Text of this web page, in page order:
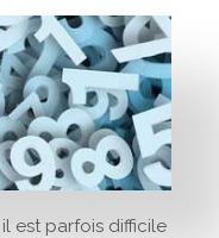
est parfois difficile